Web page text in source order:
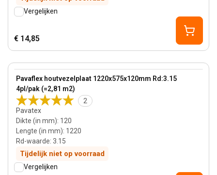
Vergelijken
€ 14,85
Pavaflex houtvezelplaat 1220x575x120mm Rd:3.15
4pl/pak (=2,81 m2)
2
Pavatex
Dikte (in mm): 120
Lengte (in mm): 1220
Rd-waarde: 3.15
Tijdelijk niet op voorraad
View product
Vergelijken